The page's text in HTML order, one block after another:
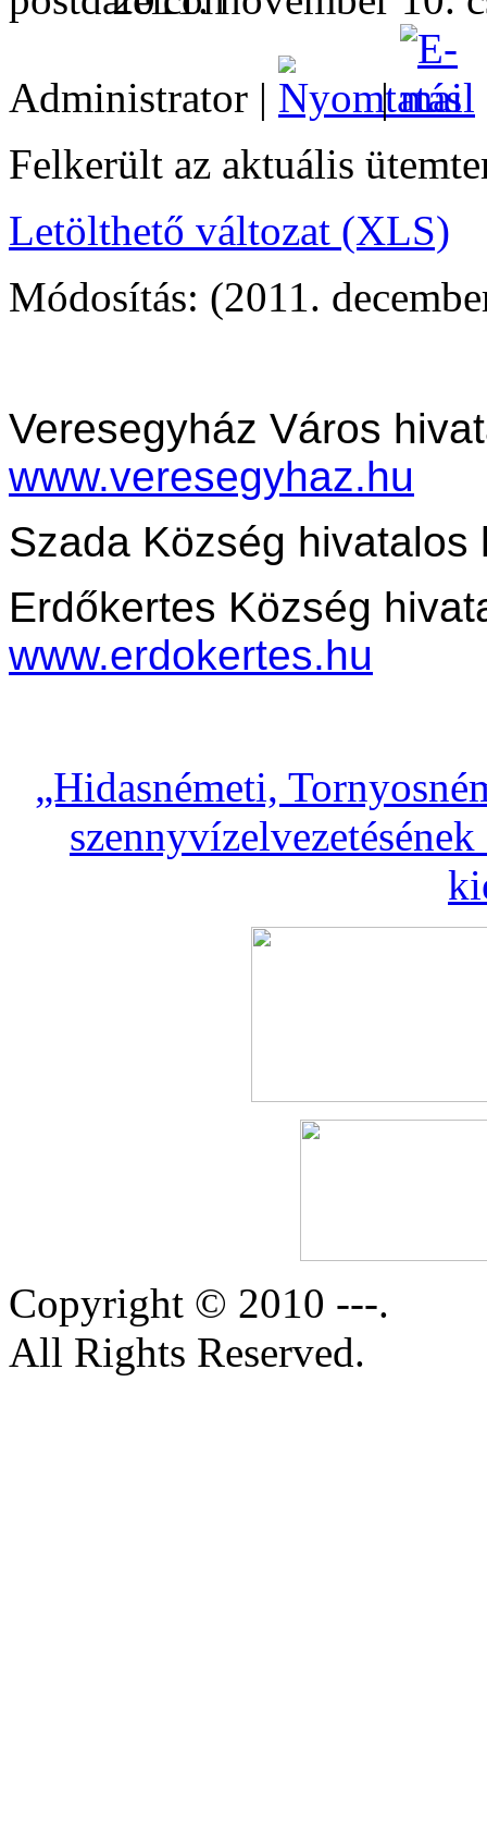
Administrator |
|
Felkerült az aktuális
Letölthető változat (XLS)
Módosítás: (2011.
Veresegyház Város
www.veresegyhaz.hu
Szada Község
Erdőkertes Község
www.erdokertes.hu
„Hidasnémeti,
Copyright © 2010 ---.
All Rights Reserved.